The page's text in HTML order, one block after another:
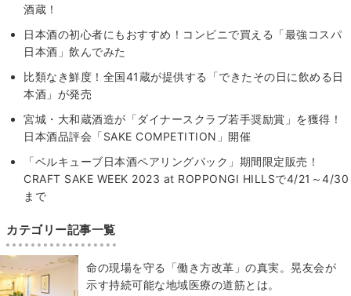
酒蔵！
日本酒の初心者にもおすすめ！コンビニで買える「最強コスパ
日本酒」飲んでみた
比類なき鮮度！全国41蔵が提供する「できたその日に飲める日
本酒」が発売
宮城・大和蔵酒造が「ダイナースクラブ若手奨励賞」を獲得！
日本酒品評会「SAKE COMPETITION」開催
「ベルキューブ日本酒ペアリングパック」期間限定販売！
CRAFT SAKE WEEK 2023 at ROPPONGI HILLSで4/21～4/30
まで
カテゴリー記事一覧
​命の現場を守る「働き方改革」の真実。晃友会が
示す持続可能な地域医療の道筋とは。